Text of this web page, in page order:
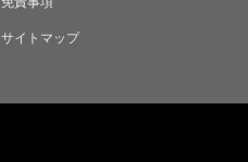
サイトマップ